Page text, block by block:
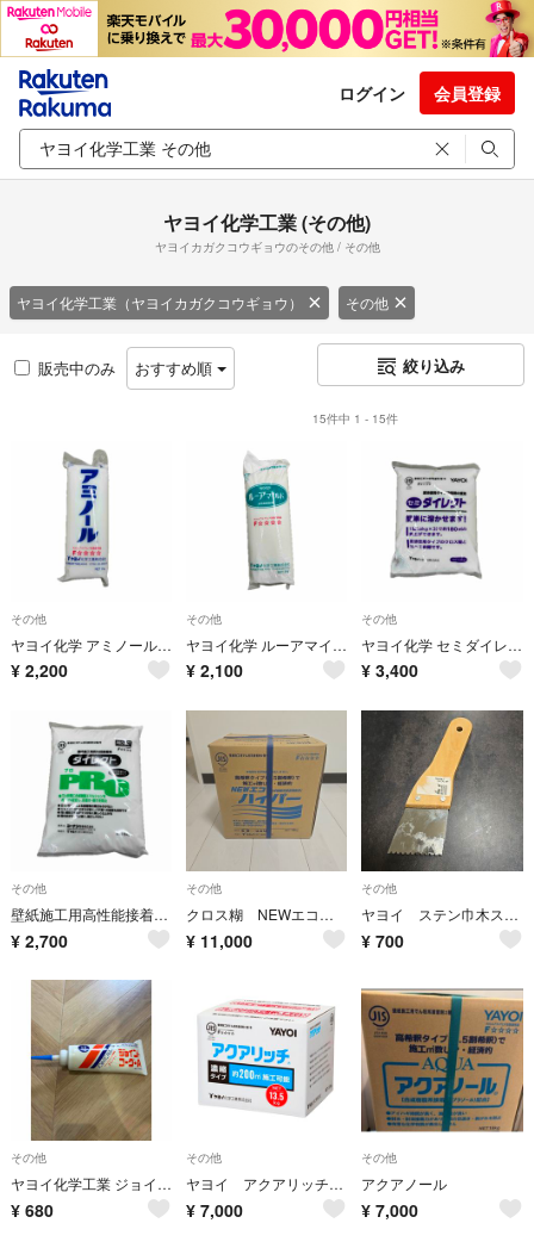
ログイン 会員登録
ヤヨイ化学工業 (その他)
ヤヨイカガクコウギョウのその他 / その他
ヤヨイ化学工業（ヤヨイカガクコウギョウ） その他
販売中のみ おすすめ順 絞り込み
15件中 1 - 15件
その他
ヤヨイ化学 アミノール 2kg 接着剤
¥ 2,200
その他
ヤヨイ化学 ルーアマイルド 2kg 壁紙用接着剤
¥ 2,100
その他
ヤヨイ化学 セミダイレクト 6kg 壁紙用接着剤
¥ 3,400
その他
壁紙施工用高性能接着剤 ダイレクト PRO 6kg
¥ 2,700
その他
クロス糊 NEWエコハイパー 18kg
¥ 11,000
その他
ヤヨイ ステン巾木スプレダー 57mm
¥ 700
その他
ヤヨイ化学工業 ジョイントコークA ライトアイボリー
¥ 680
その他
ヤヨイ アクアリッチ クロス糊
¥ 7,000
その他
アクアノール
¥ 7,000